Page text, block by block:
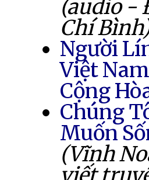
(audio -
Chí
Người
Việt Nam
Cộng
Chúng
Muốn
(Vĩnh